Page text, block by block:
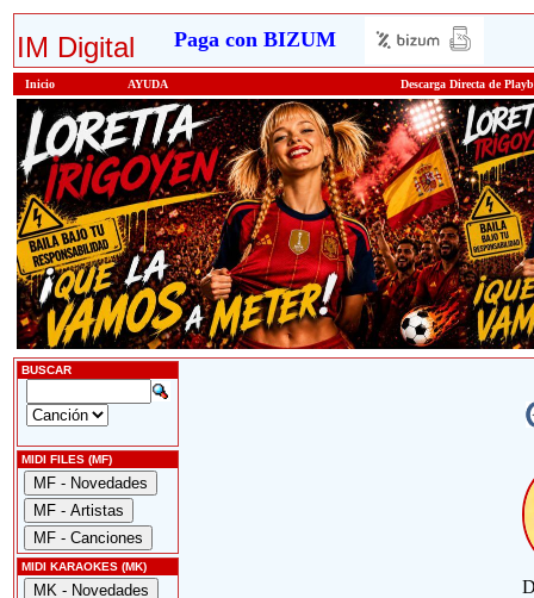
IM Digital Paga con BIZUM
Inicio AYUDA Descarga Directa de
BUSCAR
MIDI FILES (MF)
MIDI KARAOKES (MK)